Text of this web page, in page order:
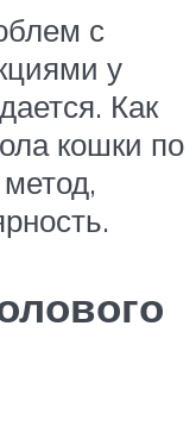
с
у
Как
кошки по